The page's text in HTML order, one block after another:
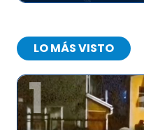
LO MÁS VISTO
1